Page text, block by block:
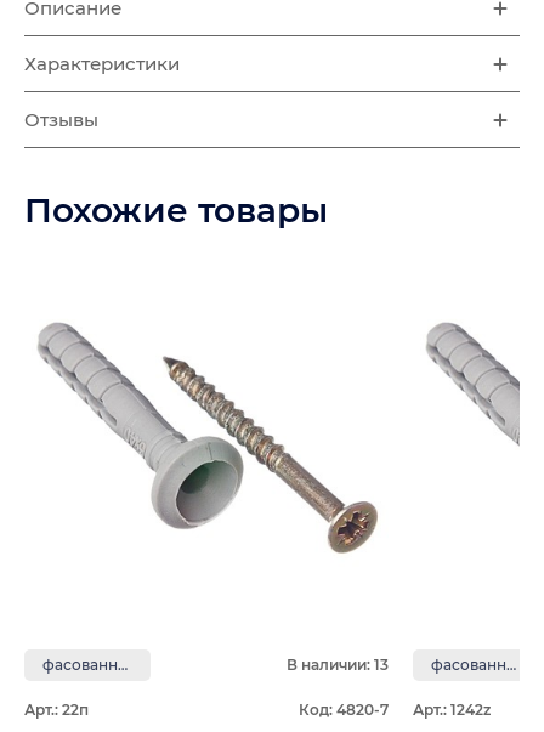
Описание
Характеристики
Отзывы
Похожие товары
фасованные В наличии: 13
Арт.: 22п Код: 4820-7
фасованные
Арт.: 1242z